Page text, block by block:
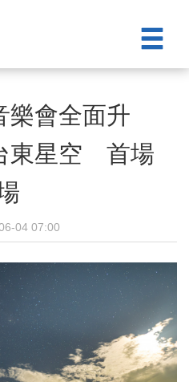
樂會全面升
東星空 首場
04 07:00